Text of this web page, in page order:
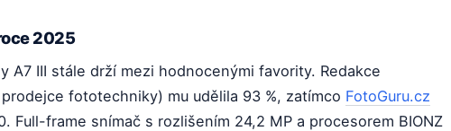
2025
A7 III stále drží mezi hodnocenými favority. Redakce
fototechniky) mu udělila 93 %, zatímco FotoGuru.cz
Full-frame snímač s rozlišením 24,2 MP a procesorem BIONZ